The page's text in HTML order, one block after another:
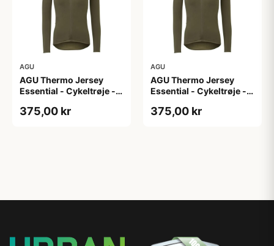
AGU
AGU Thermo Jersey
Essential - Cykeltrøje -
XL
375,00 kr
AGU
AGU Thermo Jersey
Essential - Cykeltrøje -
XXL
375,00 kr